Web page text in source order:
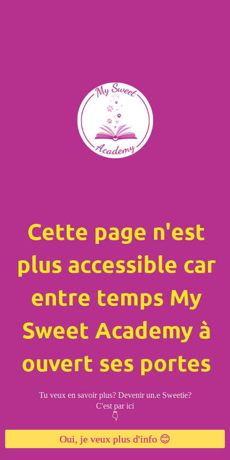
Cette page n'est
plus accessible car
entre temps My
Sweet Academy à
ouvert ses portes
Tu veux en savoir plus? Devenir un.e Sweetie?
C'est par ici
👇
Oui, je veux plus d'info 😊